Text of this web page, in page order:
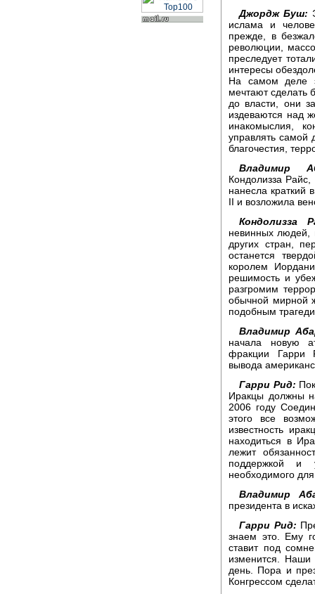
Джордж Буш:
ислама и
прежде, в
революции,
преследует
интересы
На самом деле
мечтают сделать
до власти, они
издеваются над
инакомыслия,
управлять самой
благочестия,
Владимир
Кондолизза
нанесла краткий
II и возложила
Кондолизза
невинных
других стран,
останется
королем
решимость и
разгромим
обычной мирной
подобным
Владимир
начала новую
фракции Гарри
вывода
Гарри Рид:
Иракцы должны
2006 году
этого все
известность
находиться в
лежит
поддержкой и
необходимого
Владимир
президента в
Гарри Рид:
знаем это. Ему
ставит под
изменится.
день. Пора и
Конгрессом